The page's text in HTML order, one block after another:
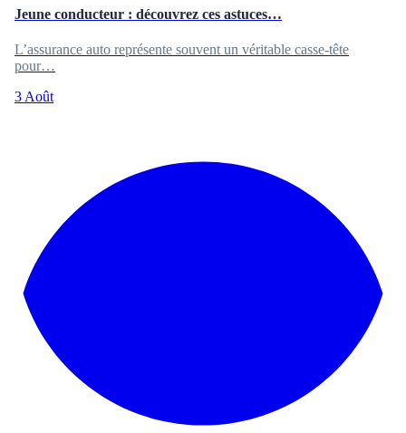
Jeune conducteur : découvrez ces astuces…
L’assurance auto représente souvent un véritable casse-tête
pour…
3 Août